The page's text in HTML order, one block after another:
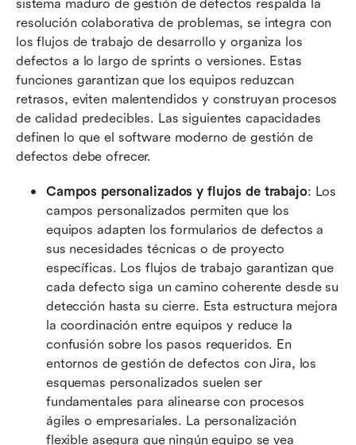
sistema maduro de gestión de defectos respalda la
resolución colaborativa de problemas, se integra con
los flujos de trabajo de desarrollo y organiza los
defectos a lo largo de sprints o versiones. Estas
funciones garantizan que los equipos reduzcan
retrasos, eviten malentendidos y construyan procesos
de calidad predecibles. Las siguientes capacidades
definen lo que el software moderno de gestión de
defectos debe ofrecer.
Campos personalizados y flujos de trabajo: Los
campos personalizados permiten que los
equipos adapten los formularios de defectos a
sus necesidades técnicas o de proyecto
específicas. Los flujos de trabajo garantizan que
cada defecto siga un camino coherente desde su
detección hasta su cierre. Esta estructura mejora
la coordinación entre equipos y reduce la
confusión sobre los pasos requeridos. En
entornos de gestión de defectos con Jira, los
esquemas personalizados suelen ser
fundamentales para alinearse con procesos
ágiles o empresariales. La personalización
flexible asegura que ningún equipo se vea